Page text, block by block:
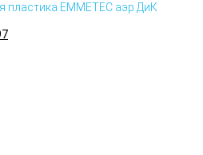
пластика EMMETEC аэр ДиК